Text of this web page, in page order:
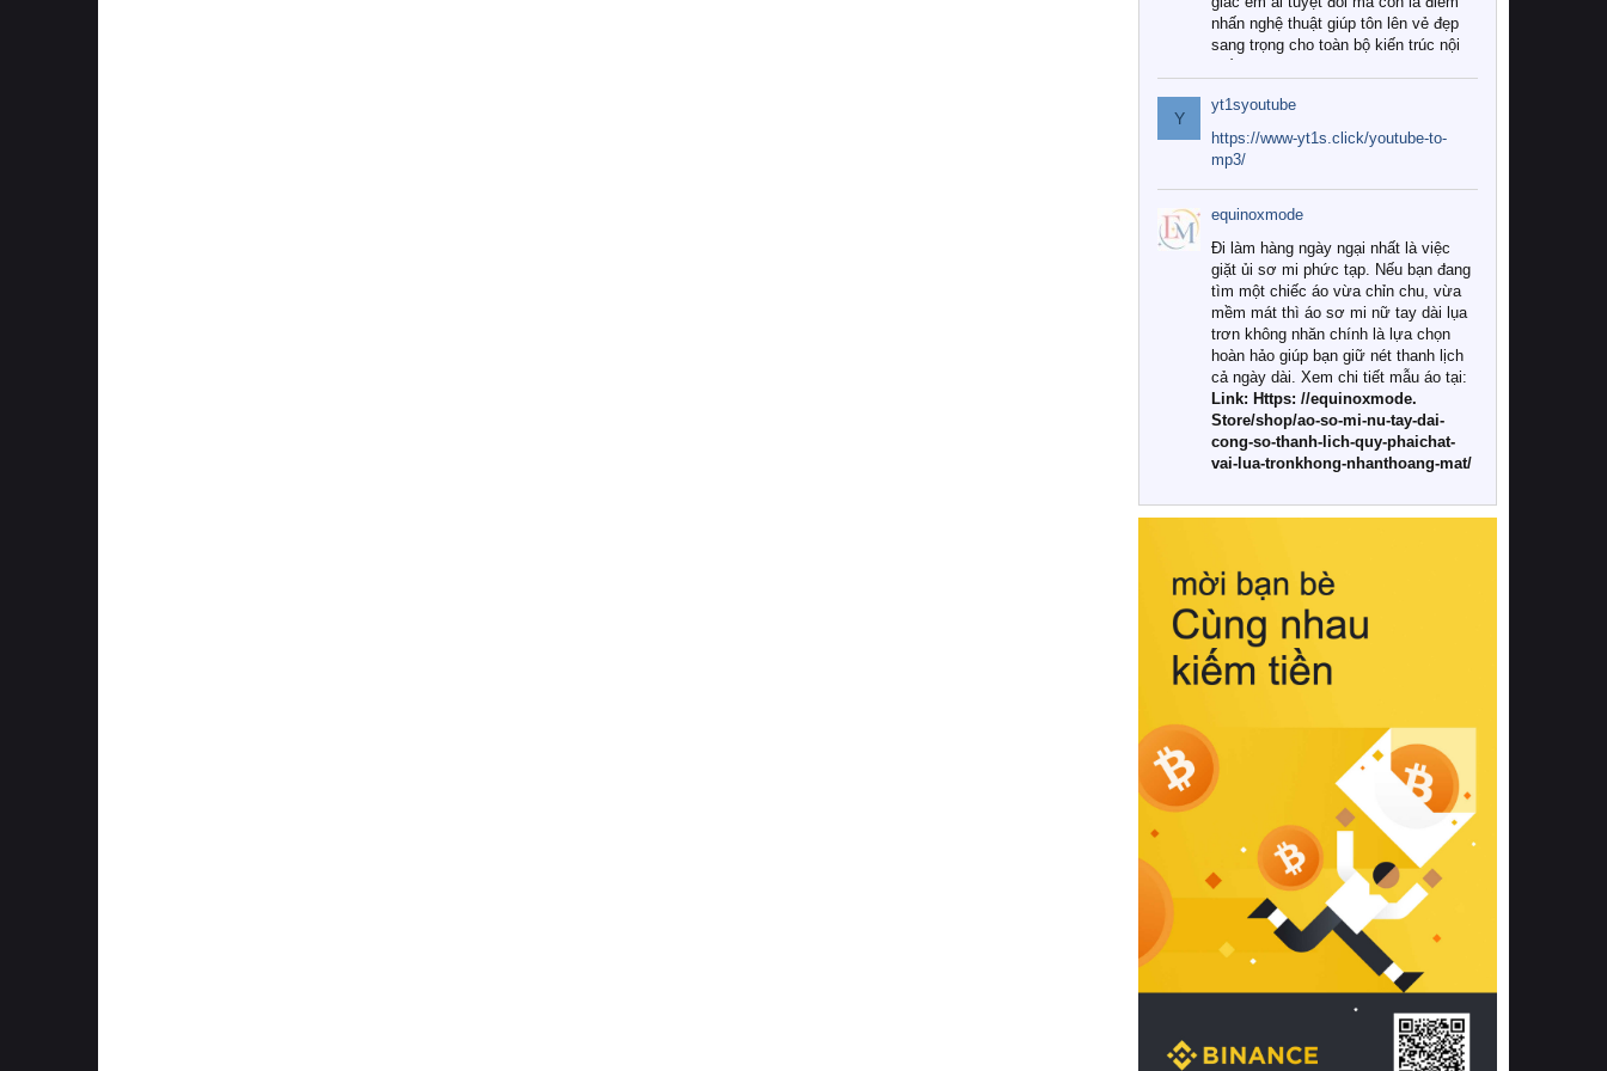
nhấn nghệ thuật giúp tôn lên vẻ đẹp
sang trọng cho toàn bộ kiến trúc nội
Tuy nhiên, giữa thị trường đa dạng
với vô vàn thương hiệu và mẫu mã
như hiện nay, làm thế nào để chọn
được những bộ chăn ga gối đệm cao
cấp thực sự chất lượng, phù hợp với
khí hậu và nhu cầu sử dụng của gia
đình? Hãy cùng chúng tôi đi tìm lời
giải đáp chi tiết qua bài viết dưới đây.
1. Tại sao các gia đình hiện đại lại ưa
chuộng chăn ga gối đệm cao cấp?
Khác với các dòng sản phẩm thông
thường, những bộ chăn ga gối đệm
cao cấp trải qua quy trình sản xuất
nghiêm ngặt từ khâu chọn lọc nguyên
liệu tự nhiên đến công nghệ dệt
nhuộm hiện đại không chứa hóa chất
này, bạn sẽ cảm nhận rõ rệt sự khác
hồi chuẩn xác của phần đệm nâng đỡ
cột sống.
Bên cạnh đó, việc lựa chọn các dòng
sản phẩm đạt chuẩn chất lượng quốc
tế còn giúp ngăn ngừa tình trạng kích
khuẩn và nấm mốc trong điều kiện
thời tiết nóng ẩm. Bạn có thể tìm hiểu
thêm các nghiên cứu khoa học về tác
động của giấc ngủ và môi trường
phòng ngủ đối với sức khỏe con
người tại Sleep Foundation (External
Link) để có cái nhìn toàn diện hơn.
2. Các tiêu chí vàng khi lựa chọn
chăn ga gối đệm cao cấp cho phòng
ngủ
Để sở hữu một bộ chăn ga gối đệm
cao cấp hoàn hảo cả về thẩm mỹ lẫn
công năng, người tiêu dùng cần cân
nhắc kỹ lưỡng các tiêu chí quan trọng
Y
yt1syoutube
https://www-yt1s.click/youtube-to-
mp3/
equinoxmode
Đi làm hàng ngày ngại nhất là việc
giặt ủi sơ mi phức tạp. Nếu bạn đang
tìm một chiếc áo vừa chỉn chu, vừa
mềm mát thì áo sơ mi nữ tay dài lụa
trơn không nhăn chính là lựa chọn
hoàn hảo giúp bạn giữ nét thanh lịch
cả ngày dài. Xem chi tiết mẫu áo tại:
Link: Https: //equinoxmode.
Store/shop/ao-so-mi-nu-tay-dai-
cong-so-thanh-lich-quy-phaichat-
vai-lua-tronkhong-nhanthoang-mat/